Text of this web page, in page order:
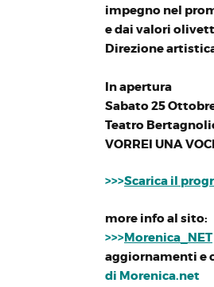
impegno nel
e dai valori
Direzione
In apertura
Sabato 25
Teatro
VORREI UNA
>>>Scarica il
more info al sito:
>>>Morenica_NET
aggiornamenti e
di Morenica.net